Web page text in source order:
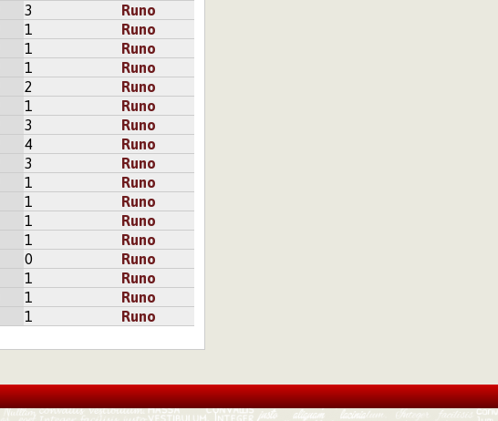
3
Runo
1
Runo
1
Runo
1
Runo
2
Runo
1
Runo
3
Runo
4
Runo
3
Runo
1
Runo
1
Runo
1
Runo
1
Runo
0
Runo
1
Runo
1
Runo
1 Runo